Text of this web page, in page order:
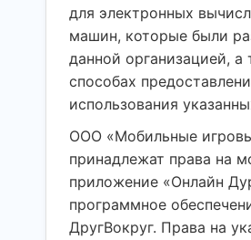
для электронных
машин, которые были
данной организацией, а
способах
использования
ООО «Мобильные
принадлежат права на
приложение «Онлайн
программное
ДругВокруг. Права на